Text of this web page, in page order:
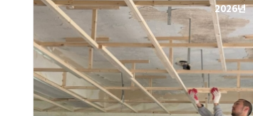
2026년